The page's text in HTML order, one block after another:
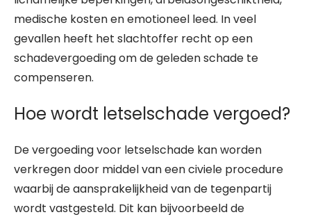
medische kosten en emotioneel leed. In veel
gevallen heeft het slachtoffer recht op een
schadevergoeding om de geleden schade te
compenseren.
Hoe wordt letselschade vergoed?
De vergoeding voor letselschade kan worden
verkregen door middel van een civiele procedure
waarbij de aansprakelijkheid van de tegenpartij
wordt vastgesteld. Dit kan bijvoorbeeld de